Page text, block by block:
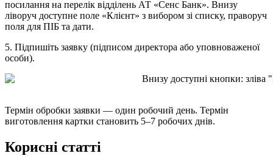
5. Підпишіть заявку (підписом директора або уповноваженої
особи).
Термін обробки заявки — один робочий день. Термін
виготовлення картки становить 5–7 робочих днів.
Корисні статті